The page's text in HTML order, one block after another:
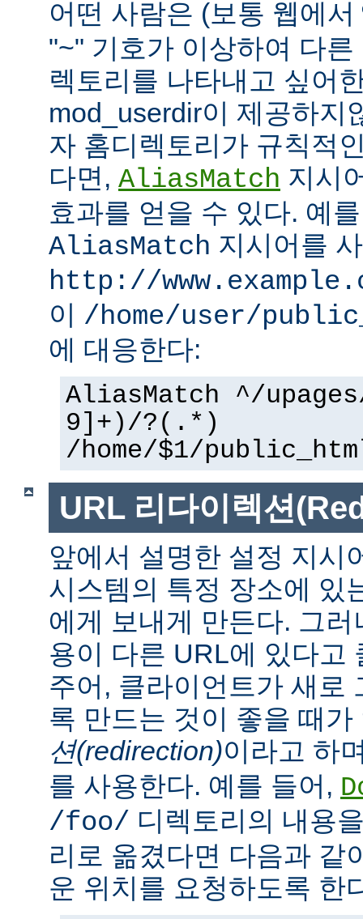
어떤 사람은 (보통 웹에서
"~" 기호가 이상하여 다
렉토리를 나타내고 싶어
mod_userdir이 제공하지
자 홈디렉토리가 규칙적
다면, AliasMatch 지시
효과를 얻을 수 있다. 예
AliasMatch 지시어를
http://
이 /home/user/
에 대응한다:
AliasMatch ^/
9]+)/?(.*)
/home/$1/
URL 리다이렉션
앞에서 설명한 설정 지시
시스템의 특정 장소에 있
에게 보내게 만든다. 그
용이 다른 URL에 있다고
주어, 클라이언트가 새로
록 만드는 것이 좋을 때
션(redirection)이라고 하
를 사용한다. 예를 들어,
/foo/ 디렉토리의 내용
리로 옮겼다면 다음과 같
운 위치를 요청하도록 한